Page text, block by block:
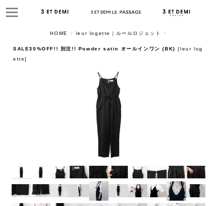
HOME > leur logette｜ルールロジェット >
SALE30%OFF!! 別注!! Powder satin オールインワン (BK) [leur log
ette]